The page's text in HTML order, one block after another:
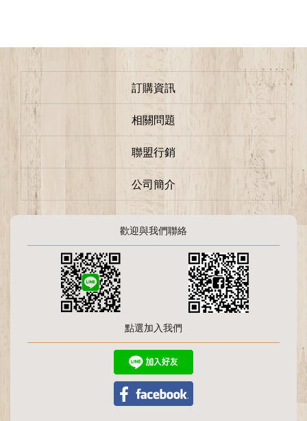
訂購資訊
相關問題
聯盟行銷
公司簡介
歡迎與我們聯絡
點選加入我們